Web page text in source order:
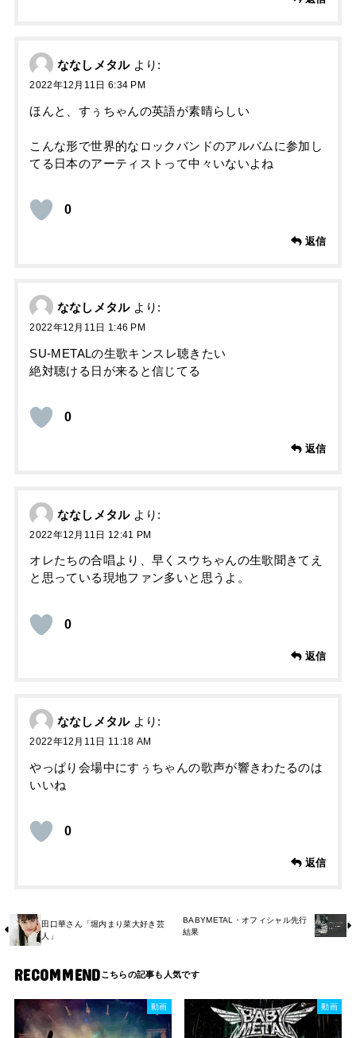
ななしメタル より:
2022年12月11日 6:34 PM
ほんと、すぅちゃんの英語が素晴らしい
こんな形で世界的なロックバンドのアルバムに参加し
てる日本のアーティストって中々いないよね
0
返信
ななしメタル より:
2022年12月11日 1:46 PM
SU-METALの生歌キンスレ聴きたい
絶対聴ける日が来ると信じてる
0
返信
ななしメタル より:
2022年12月11日 12:41 PM
オレたちの合唱より、早くスウちゃんの生歌聞きてえ
と思っている現地ファン多いと思うよ。
0
返信
ななしメタル より:
2022年12月11日 11:18 AM
やっぱり会場中にすぅちゃんの歌声が響きわたるのは
いいね
0
返信
田口華さん「堀内まり菜大好き芸
人」
BABYMETAL・オフィシャル先行
結果
RECOMMEND
動画 動画